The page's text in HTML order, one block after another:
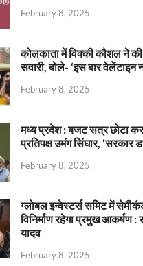
February 8, 2025
कोलकाता में विक्की कौशल ने
सवारी, बोले- ‘इस बार वेलेंटाइन
February 8, 2025
मध्य प्रदेश : बजट सत्र छोटा
प्रतिपक्ष उमंग सिंघार, ‘सरकार
February 8, 2025
ग्लोबल इन्वेस्टर्स समिट में
विनिर्माण रहेगा प्रमुख आकर्षण :
यादव
February 8, 2025